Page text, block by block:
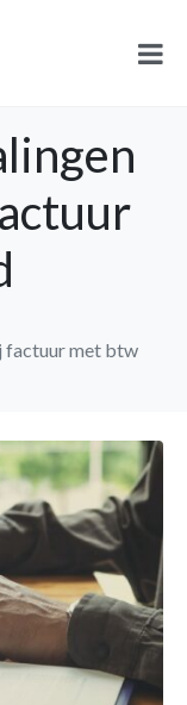
factuur met btw